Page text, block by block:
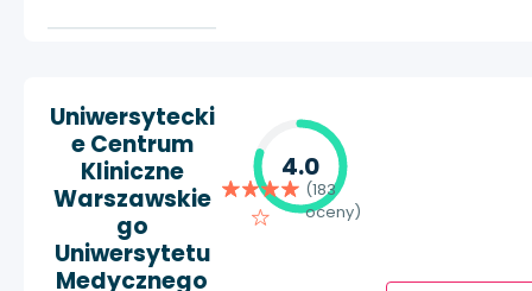
Uniwersytecki
e Centrum
Kliniczne
Warszawskie
go
Uniwersytetu
Medycznego
4.0
(183
oceny)